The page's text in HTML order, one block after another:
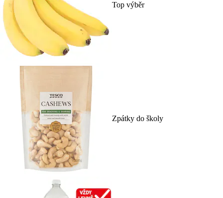
Top výběr
Zpátky do školy